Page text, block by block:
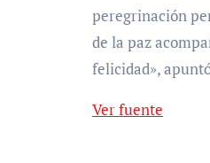
peregrinación
de la paz
felicidad»,
Ver fuente